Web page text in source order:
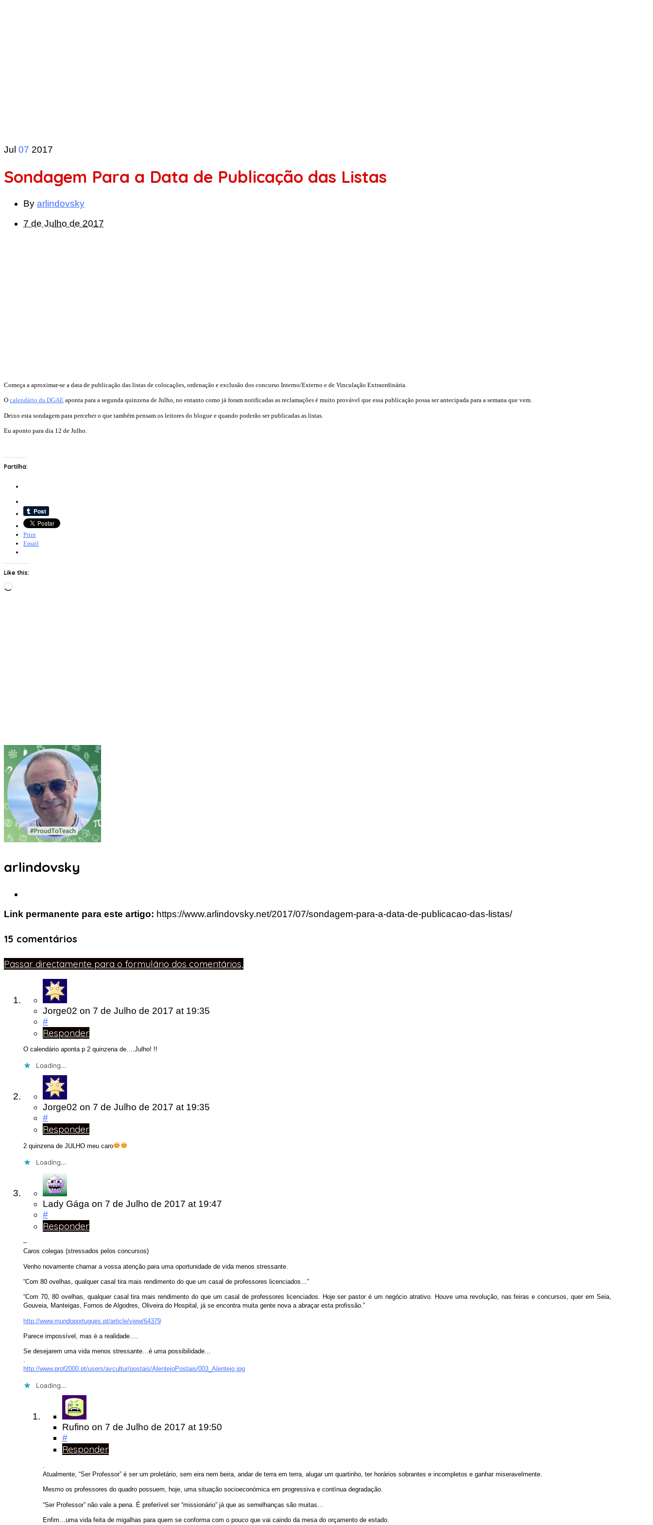
Jul 07 2017
Sondagem Para a Data de Publicação das Listas
By arlindovsky
7 de Julho de 2017
Começa a aproximar-se a data de publicação das listas de colocações, ordenação e exclusão dos concurso Interno/Externo e de Vinculação Extraordinária.
O calendário da DGAE aponta para a segunda quinzena de Julho, no entanto como já foram notificadas as reclamações é muito provável que essa publicação possa ser antecipada para a semana que vem.
Deixo esta sondagem para perceber o que também pensam os leitores do blogue e quando poderão ser publicadas as listas.
Eu aponto para dia 12 de Julho.
Partilha:
Print
Email
Like this:
Loading…
arlindovsky
Link permanente para este artigo: https://www.arlindovsky.net/2017/07/sondagem-para-a-data-de-publicacao-das-listas/
15 comentários
Passar directamente para o formulário dos comentários,
Jorge02 on 7 de Julho de 2017 at 19:35
#
Responder
O calendário aponta p 2 quinzena de….Julho! !!
Loading...
Jorge02 on 7 de Julho de 2017 at 19:35
#
Responder
2 quinzena de JULHO meu caro
Loading...
Lady Gága on 7 de Julho de 2017 at 19:47
#
Responder
–
Caros colegas (stressados pelos concursos)
Venho novamente chamar a vossa atenção para uma oportunidade de vida menos stressante.
“Com 80 ovelhas, qualquer casal tira mais rendimento do que um casal de professores licenciados…”
“Com 70, 80 ovelhas, qualquer casal tira mais rendimento do que um casal de professores licenciados. Hoje ser pastor é um negócio atrativo. Houve uma revolução, nas feiras e concursos, quer em Seia,
Gouveia, Manteigas, Fornos de Algodres, Oliveira do Hospital, já se encontra muita gente nova a abraçar esta profissão.”
http://www.mundoportugues.pt/article/view/64379
Parece impossível, mas é a realidade….
Se desejarem uma vida menos stressante…é uma possibilidade…
.
http://www.prof2000.pt/users/avcultur/postais/AlentejoPostais/003_Alentejo.jpg
Loading...
Rufino on 7 de Julho de 2017 at 19:50
#
Responder
Atualmente, “Ser Professor” é ser um proletário, sem eira nem beira, andar de terra em terra, alugar um quartinho, ter horários sobrantes e incompletos e ganhar miseravelmente.
Mesmo os professores do quadro possuem, hoje, uma situação socioeconómica em progressiva e contínua degradação.
“Ser Professor” não vale a pena. É preferível ser “missionário” já que as semelhanças são muitas…
Enfim…uma vida feita de migalhas para quem se conforma com o pouco que vai caindo da mesa do orçamento de estado.